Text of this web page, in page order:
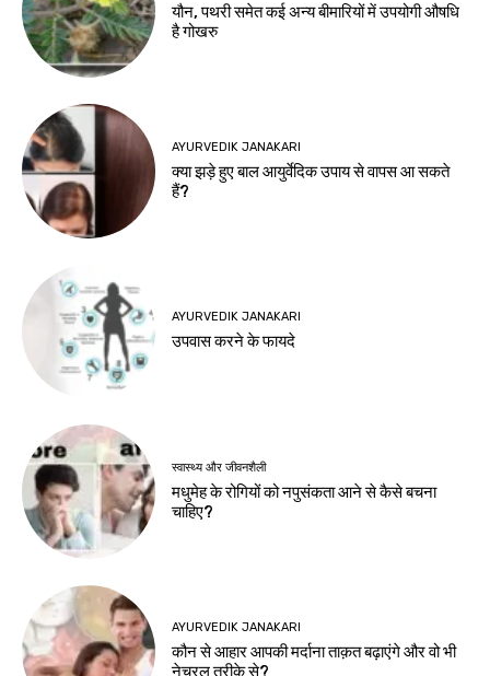
यौन, पथरी समेत कई अन्य बीमारियों में उपयोगी औषधि
है गोखरु
AYURVEDIK JANAKARI
क्या झड़े हुए बाल आयुर्वेदिक उपाय से वापस आ सकते
हैं?
AYURVEDIK JANAKARI
उपवास करने के फायदे
स्वास्थ्य और जीवनशैली
मधुमेह के रोगियों को नपुसंकता आने से कैसे बचना
चाहिए?
AYURVEDIK JANAKARI
कौन से आहार आपकी मर्दाना ताक़त बढ़ाएंगे और वो भी
नेचुरल तरीके से?